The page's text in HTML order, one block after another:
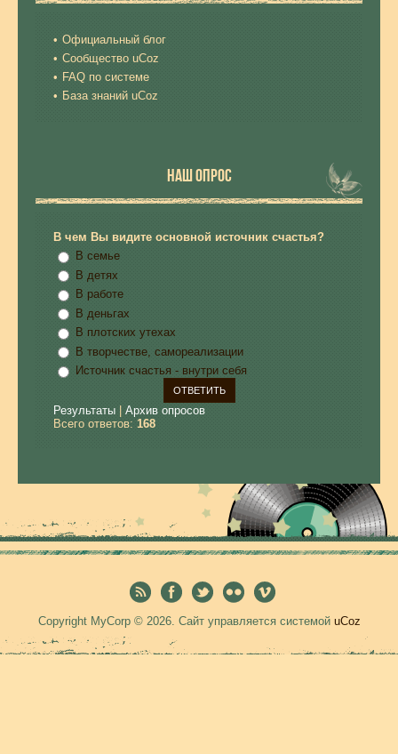
Официальный блог
Сообщество uCoz
FAQ по системе
База знаний uCoz
НАШ ОПРОС
В чем Вы видите основной источник счастья?
В семье
В детях
В работе
В деньгах
В плотских утехах
В творчестве, самореализации
Источник счастья - внутри себя
Результаты
Архив опросов
Всего ответов: 168
Copyright MyCorp © 2026. Сайт управляется системой uCoz